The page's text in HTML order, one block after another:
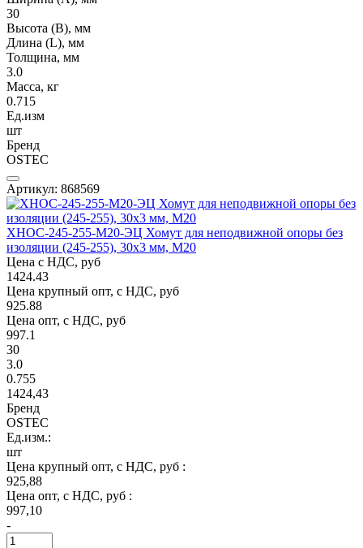
30
Высота (В), мм
Длина (L), мм
Толщина, мм
3.0
Масса, кг
0.715
Ед.изм
шт
Бренд
OSTEC
Артикул: 868569
ХНОС-245-255-М20-ЭЦ Хомут для неподвижной опоры без
изоляции (245-255), 30х3 мм, М20
Цена с НДС, руб
1424.43
Цена крупный опт, с НДС, руб
925.88
Цена опт, с НДС, руб
997.1
30
3.0
0.755
1424,43
Бренд
OSTEC
Ед.изм.:
шт
Цена крупный опт, с НДС, руб :
925,88
Цена опт, с НДС, руб :
997,10
-